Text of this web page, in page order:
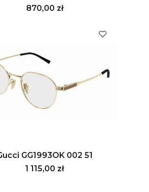
Cena
870,00 zł
GG1993OK 002 51
Cena
1 115,00 zł